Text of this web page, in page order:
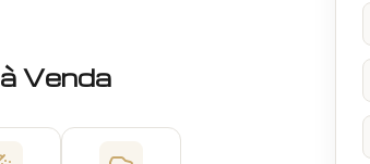
à Venda